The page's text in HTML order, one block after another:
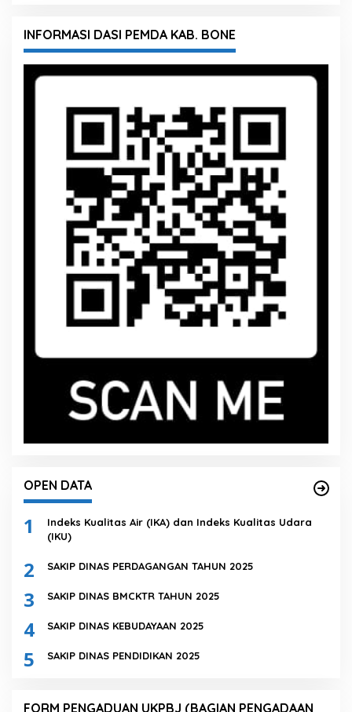
INFORMASI DASI PEMDA KAB. BONE
OPEN DATA
1
Indeks Kualitas Air (IKA) dan Indeks Kualitas Udara
(IKU)
2 SAKIP DINAS PERDAGANGAN TAHUN 2025
3 SAKIP DINAS BMCKTR TAHUN 2025
4 SAKIP DINAS KEBUDAYAAN 2025
5 SAKIP DINAS PENDIDIKAN 2025
FORM PENGADUAN UKPBJ (BAGIAN PENGADAAN